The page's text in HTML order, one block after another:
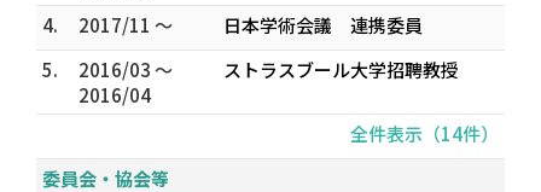
4. 2017/11 ～
日本学術会議 連携委員
5.
2016/03 ～
2016/04
ストラスブール大学招聘教授
全件表示（14件）
委員会・協会等